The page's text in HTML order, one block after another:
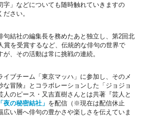
字」などについても随時触れていきますの
さい。
句結社の編集長を務めたあと独立し、第2回北
賞を受賞するなど、伝統的な俳句の世界で
、その活動は常に挑戦の連続。
イブチーム「東京マッハ」に参加し、そのメ
な冒険』とコラボレーションした「ジョジョ
人のピース・又吉直樹さんとは共著『芸人と
「夜の秘密結社」 を配信（※現在は配信休止
広い層へ俳句の豊かさや楽しさを伝えていま